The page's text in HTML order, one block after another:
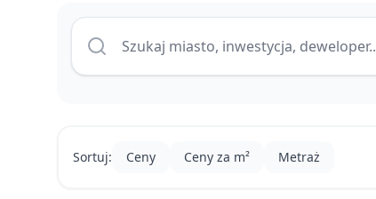
Sortuj: Ceny Ceny za m² Metraż